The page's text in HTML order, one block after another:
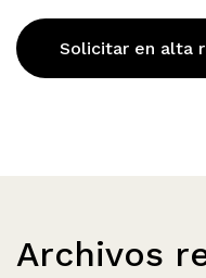
Solicitar en alta
Archivos